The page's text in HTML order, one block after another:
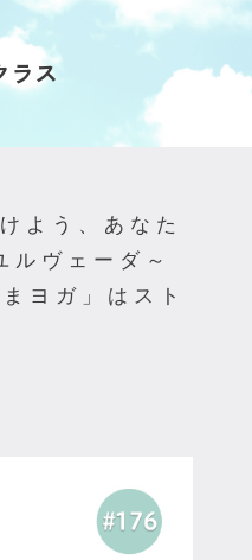
ラス
よう、あなた
ルヴェーダ～
ヨガ」はスト